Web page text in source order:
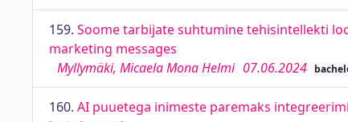
159. Soome tarbijate suhtumine tehisintellekti
marketing messages
Myllymäki, Micaela Mona Helmi 07.06.2024
160. AI puuetega inimeste paremaks